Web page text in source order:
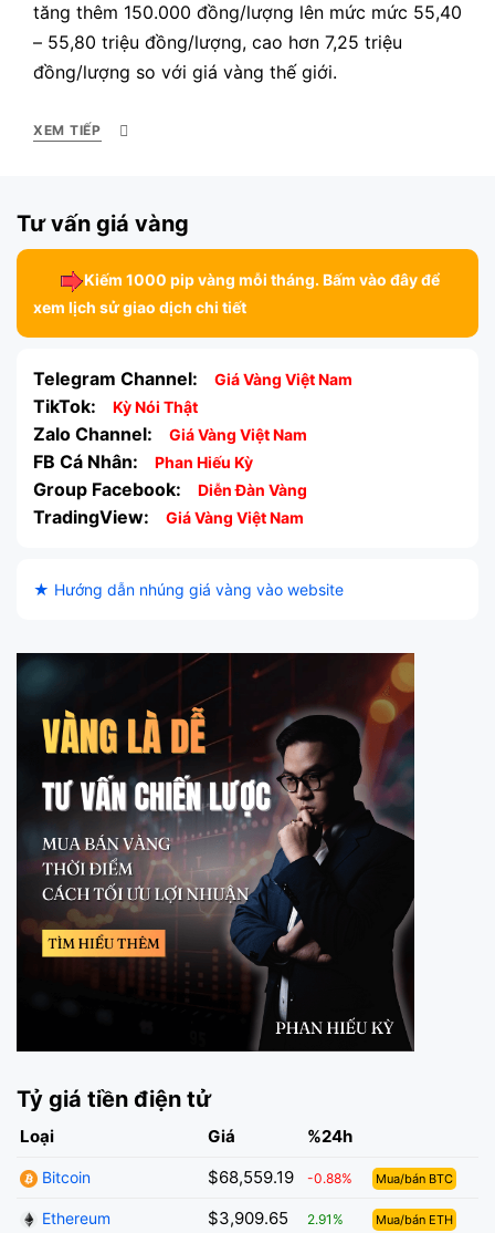
tăng thêm 150.000 đồng/lượng lên mức mức 55,40
– 55,80 triệu đồng/lượng, cao hơn 7,25 triệu
đồng/lượng so với giá vàng thế giới.
XEM TIẾP
Tư vấn giá vàng
Kiếm 1000 pip vàng mỗi tháng. Bấm vào đây để
xem lịch sử giao dịch chi tiết
Telegram Channel: Giá Vàng Việt Nam
TikTok: Kỳ Nói Thật
Zalo Channel: Giá Vàng Việt Nam
FB Cá Nhân: Phan Hiếu Kỳ
Group Facebook: Diễn Đàn Vàng
TradingView: Giá Vàng Việt Nam
★ Hướng dẫn nhúng giá vàng vào website
Tỷ giá tiền điện tử
Loại Giá %24h
Bitcoin $68,559.19 -0.88% Mua/bán BTC
Ethereum $3,909.65 2.91% Mua/bán ETH